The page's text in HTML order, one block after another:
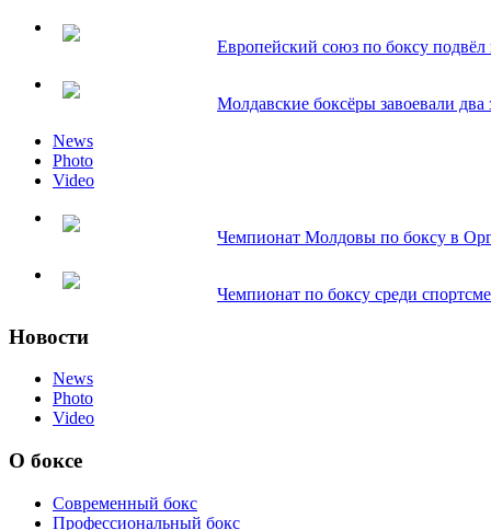
Европейский союз по боксу подвёл
Молдавские боксёры завоевали два
News
Photo
Video
Чемпионат Молдовы по боксу в
Чемпионат по боксу среди
Новости
News
Photo
Video
О боксе
Современный бокс
Профессиональный бокс